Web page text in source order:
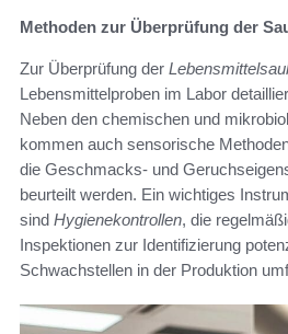
Methoden zur Überprüfung der
Zur Überprüfung der
Lebensmittelproben im Labor
Neben den chemischen und
kommen auch sensorische
die Geschmacks- und
beurteilt werden. Ein wichtiges
sind Hygienekontrollen, die
Inspektionen zur Identifizierung
Schwachstellen in der Produktion